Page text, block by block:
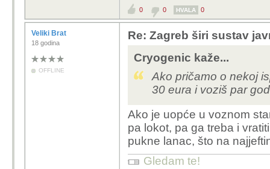
od tad smo nove
dok nam podrum nije
bravom...
ljudi koji koriste Bajs
ekstra 10 stvari
bicikla (iako ga većina
stvar i vidim\čujem da
0 0 HVALA 0
Veliki Brat
18 godina
OFFLINE
Re: Zagreb širi sustav
Cryogenic kaže...
Ako pričamo o nekoj
30 eura i voziš par
Ako je uopće u voznom
pa lokot, pa ga treba i
pukne lanac, što na
Gledam te!